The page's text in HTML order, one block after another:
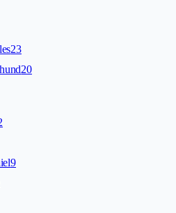
23
20
9